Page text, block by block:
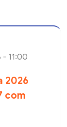
- 11:00
2026
com